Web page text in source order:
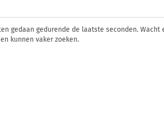
gedaan gedurende de laatste seconden.
kunnen vaker zoeken.